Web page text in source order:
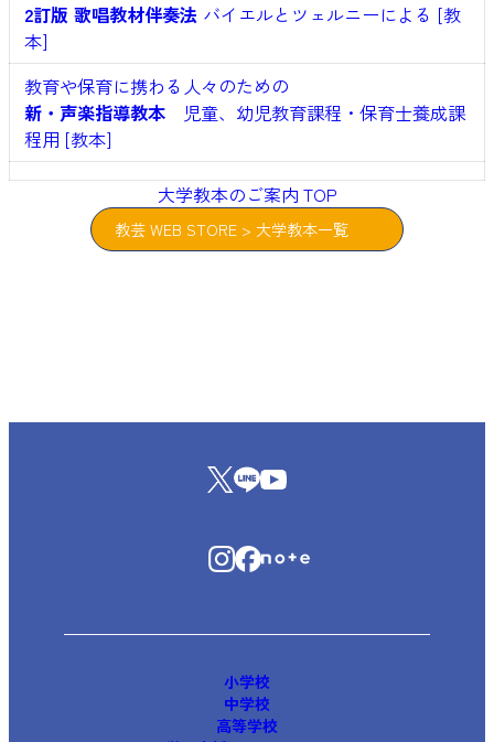
2訂版 歌唱教材伴奏法 バイエルとツェルニーによる [教
本]
教育や保育に携わる人々のための
新・声楽指導教本児童、幼児教育課程・保育士養成課
程用 [教本]
大学教本のご案内 TOP
教芸 WEB STORE > 大学教本一覧
小学校
中学校
高等学校